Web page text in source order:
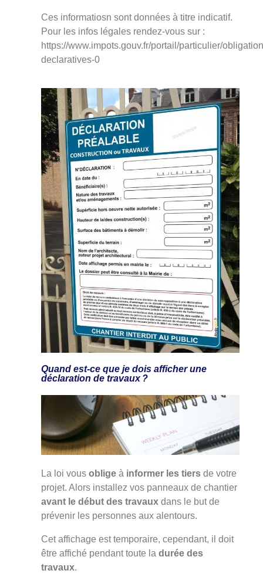
Ces informatiosn sont données à titre indicatif.
Pour les infos légales rendez-vous sur :
https://www.impots.gouv.fr/portail/particulier/
declaratives-0
Quand est-ce que je dois afficher une
déclaration de travaux ?
La loi vous oblige à informer les tiers de votre
projet. Alors installez vos panneaux de chantier
avant le début des travaux dans le but de
prévenir les personnes aux alentours.
Cet affichage est temporaire, cependant, il doit
être affiché pendant toute ladurée des
travaux.